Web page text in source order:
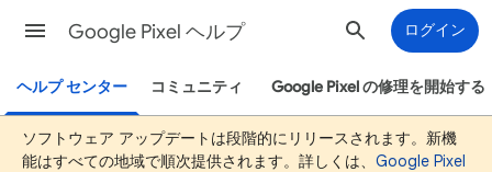
Google Pixel ヘルプ ログイン
ヘルプ センター コミュニティ Google Pixel の修理を開始する
ソフトウェア アップデートは段階的にリリースされます。新機
能はすべての地域で順次提供されます。詳しくは、 Google Pixel